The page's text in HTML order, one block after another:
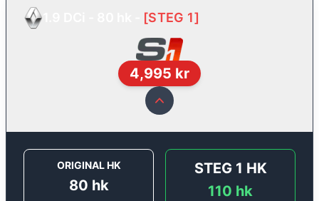
[STEG 1]
4,995 kr
ORIGINAL HK
80 hk
STEG 1 HK
110 hk